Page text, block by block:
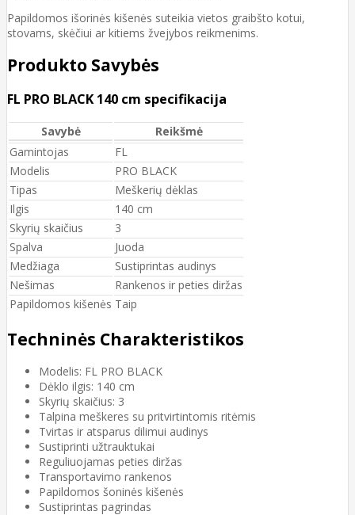
Papildomos išorinės kišenės suteikia vietos graibšto kotui,
stovams, skėčiui ar kitiems žvejybos reikmenims.
Produkto Savybės
FL PRO BLACK 140 cm specifikacija
Savybė
Reikšmė
Gamintojas
FL
Modelis
PRO BLACK
Tipas
Meškerių dėklas
Ilgis
140 cm
Skyrių skaičius
3
Spalva
Juoda
Medžiaga
Sustiprintas audinys
Nešimas
Rankenos ir peties diržas
Papildomos kišenės Taip
Techninės Charakteristikos
Modelis: FL PRO BLACK
Dėklo ilgis: 140 cm
Skyrių skaičius: 3
Talpina meškeres su pritvirtintomis ritėmis
Tvirtas ir atsparus dilimui audinys
Sustiprinti užtrauktukai
Reguliuojamas peties diržas
Transportavimo rankenos
Papildomos šoninės kišenės
Sustiprintas pagrindas